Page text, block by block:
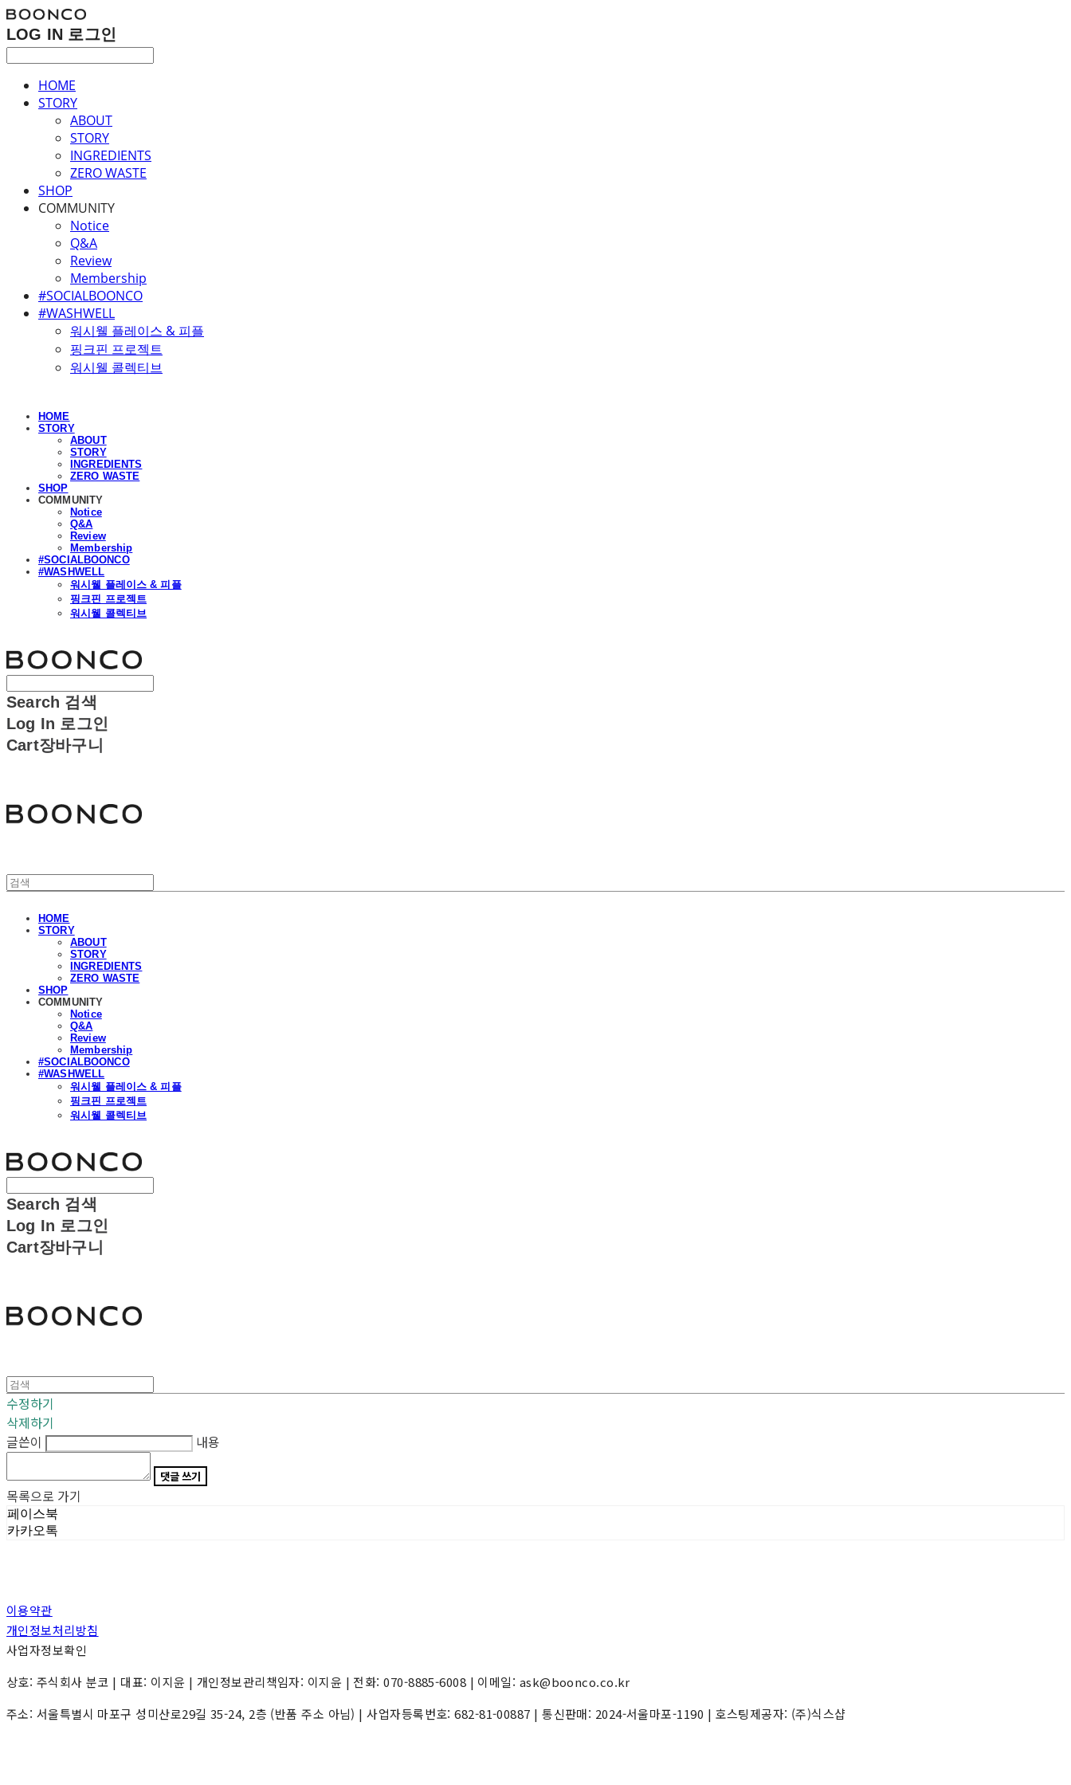
LOG IN 로그인
HOME
STORY
ABOUT
STORY
INGREDIENTS
ZERO WASTE
SHOP
COMMUNITY
Notice
Q&A
Review
Membership
#SOCIALBOONCO
#WASHWELL
워시웰 플레이스 & 피플
핑크핀 프로젝트
워시웰 콜렉티브
HOME
STORY
ABOUT
STORY
INGREDIENTS
ZERO WASTE
SHOP
COMMUNITY
Notice
Q&A
Review
Membership
#SOCIALBOONCO
#WASHWELL
워시웰 플레이스 & 피플
핑크핀 프로젝트
워시웰 콜렉티브
Search 검색
Log In 로그인
Cart장바구니
HOME
STORY
ABOUT
STORY
INGREDIENTS
ZERO WASTE
SHOP
COMMUNITY
Notice
Q&A
Review
Membership
#SOCIALBOONCO
#WASHWELL
워시웰 플레이스 & 피플
핑크핀 프로젝트
워시웰 콜렉티브
Search 검색
Log In 로그인
Cart장바구니
수정하기
삭제하기
글쓴이
내용
댓글 쓰기
목록으로 가기
페이스북
카카오톡
이용약관
개인정보처리방침
사업자정보확인
상호: 주식회사 분코 | 대표: 이지윤 | 개인정보관리책임자: 이지윤 | 전화: 070-8885-6008 | 이메일: ask@boonco.co.kr
주소: 서울특별시 마포구 성미산로29길 35-24, 2층 (반품 주소 아님) | 사업자등록번호:682-81-00887 | 통신판매: 2024-서울마포-1190 | 호스팅제공자: (주)식스샵